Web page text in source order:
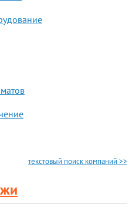
текстовый поиск компаний >>